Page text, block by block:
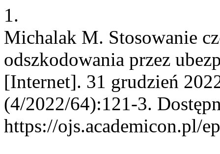
1.
Michalak M. Stosowanie
odszkodowania przez
[Internet]. 31 grudzień
(4/2022/64):121-3.
https://ojs.academicon.pl/